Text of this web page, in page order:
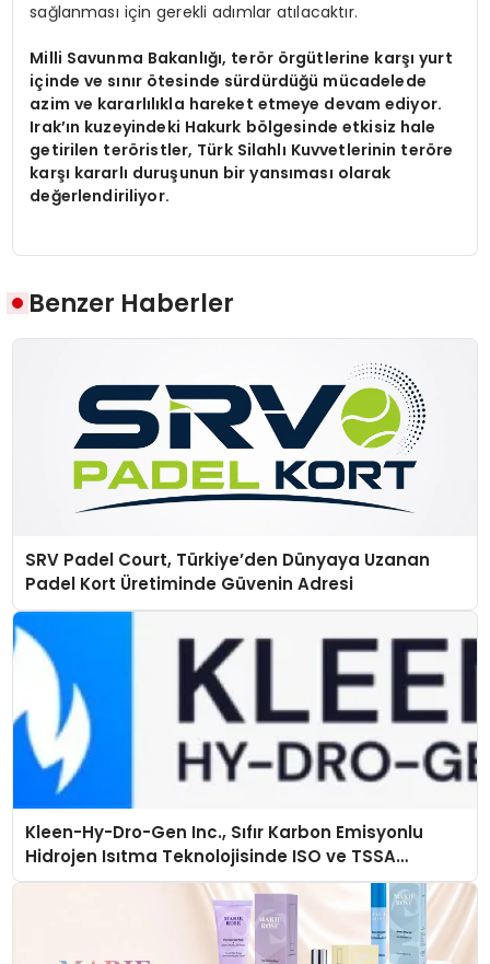
sağlanması için gerekli adımlar atılacaktır.
Milli Savunma Bakanlığı, terör örgütlerine karşı yurt
içinde ve sınır ötesinde sürdürdüğü mücadelede
azim ve kararlılıkla hareket etmeye devam ediyor.
Irak’ın kuzeyindeki Hakurk bölgesinde etkisiz hale
getirilen teröristler, Türk Silahlı Kuvvetlerinin teröre
karşı kararlı duruşunun bir yansıması olarak
değerlendiriliyor.
Benzer Haberler
SRV Padel Court, Türkiye’den Dünyaya Uzanan
Padel Kort Üretiminde Güvenin Adresi
Kleen-Hy-Dro-Gen Inc., Sıfır Karbon Emisyonlu
Hidrojen Isıtma Teknolojisinde ISO ve TSSA
Düzenleyici Onaylarını Aldı